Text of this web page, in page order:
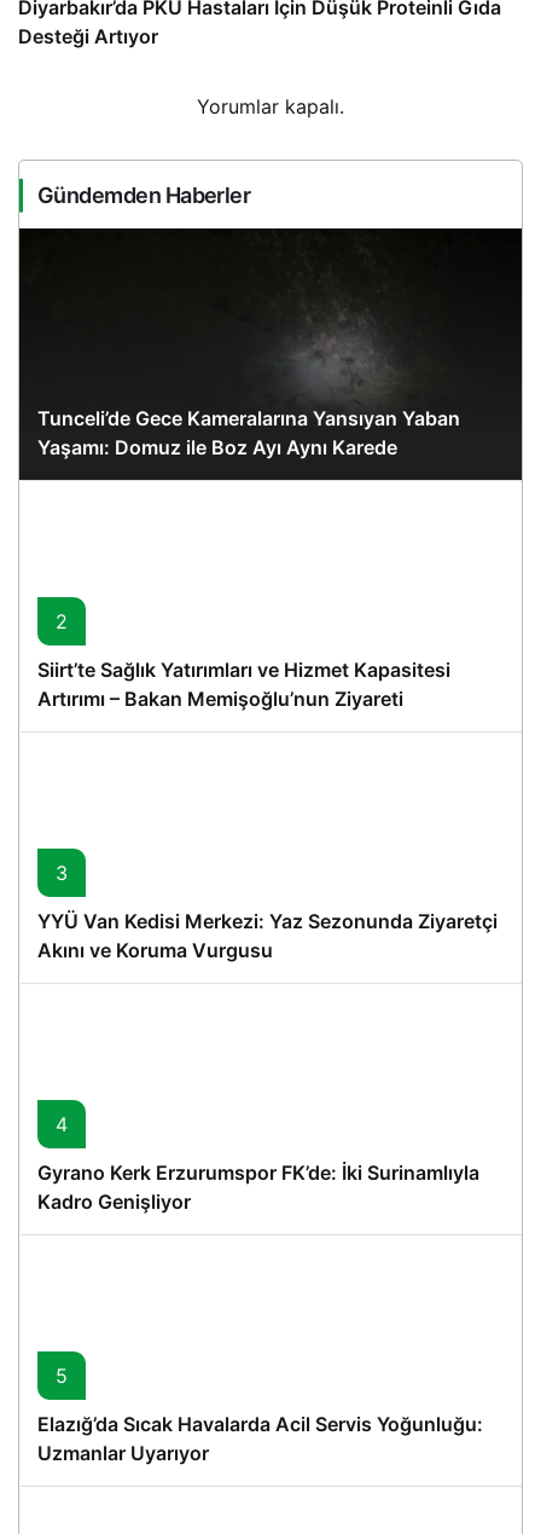
Diyarbakır’da PKU Hastaları İçin Düşük Proteinli Gıda
Desteği Artıyor
Yorumlar kapalı.
Gündemden Haberler
Tunceli’de Gece Kameralarına Yansıyan Yaban
Yaşamı: Domuz ile Boz Ayı Aynı Karede
2
Siirt’te Sağlık Yatırımları ve Hizmet Kapasitesi
Artırımı – Bakan Memişoğlu’nun Ziyareti
3
YYÜ Van Kedisi Merkezi: Yaz Sezonunda Ziyaretçi
Akını ve Koruma Vurgusu
4
Gyrano Kerk Erzurumspor FK’de: İki Surinamlıyla
Kadro Genişliyor
5
Elazığ’da Sıcak Havalarda Acil Servis Yoğunluğu:
Uzmanlar Uyarıyor